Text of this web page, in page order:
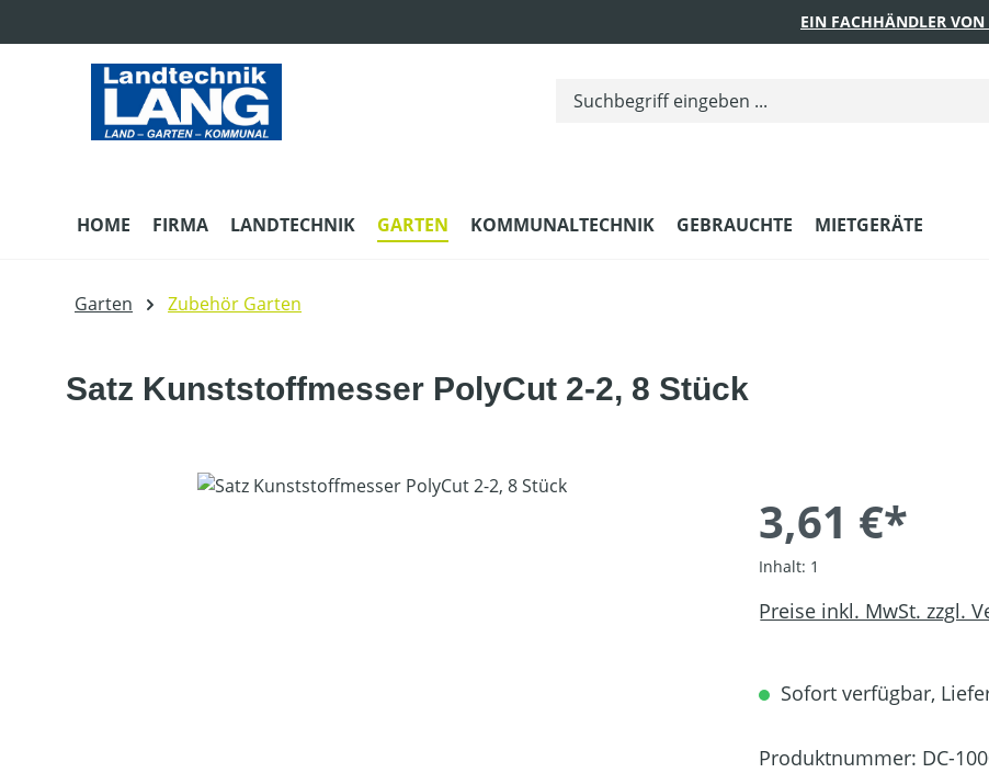
EIN FACHHÄNDLER VON
HOME FIRMA LANDTECHNIK GARTEN KOMMUNALTECHNIK GEBRAUCHTE MIETGERÄTE
Garten Zubehör Garten
Satz Kunststoffmesser PolyCut 2-2, 8 Stück
Bildergalerie überspringen
3,61 €*
Inhalt: 1
Preise inkl. MwSt. zzgl.
Sofort verfügbar,
Produktnummer: DC-